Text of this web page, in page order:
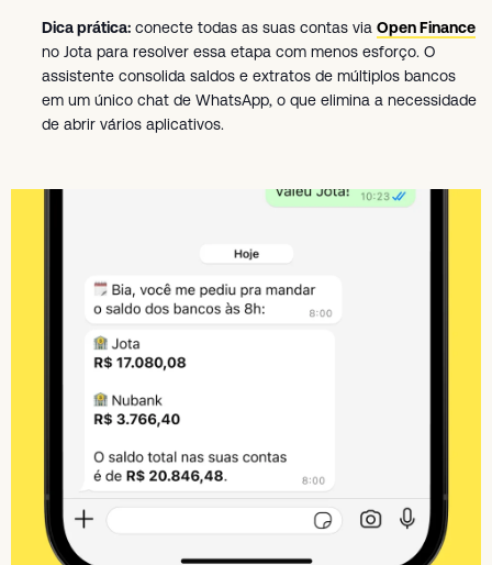
Dica prática: conecte todas as suas contas via Open Finance
no Jota para resolver essa etapa com menos esforço. O
assistente consolida saldos e extratos de múltiplos bancos
em um único chat de WhatsApp, o que elimina a necessidade
de abrir vários aplicativos.